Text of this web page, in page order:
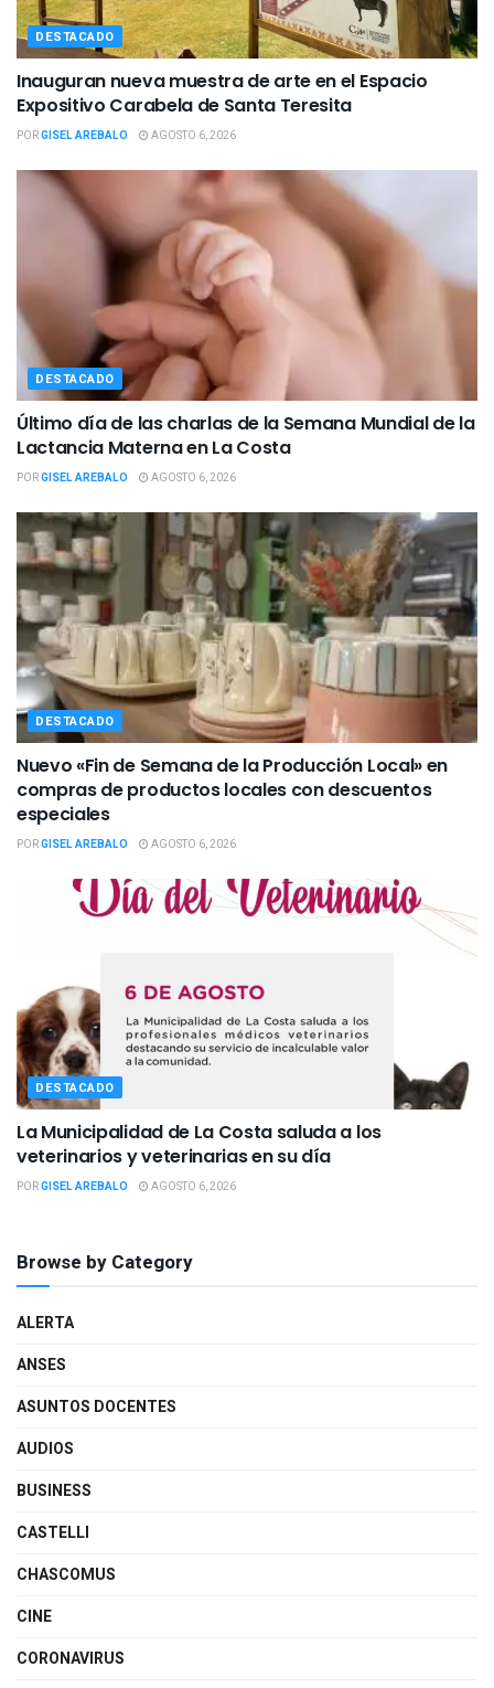
DESTACADO
Inauguran nueva muestra de arte en el Espacio
Expositivo Carabela de Santa Teresita
PORGISEL AREBALO AGOSTO 6, 2026
DESTACADO
Último día de las charlas de la Semana Mundial de la
Lactancia Materna en La Costa
PORGISEL AREBALO AGOSTO 6, 2026
DESTACADO
Nuevo «Fin de Semana de la Producción Local» en
compras de productos locales con descuentos
especiales
PORGISEL AREBALO AGOSTO 6, 2026
DESTACADO
La Municipalidad de La Costa saluda a los
veterinarios y veterinarias en su día
PORGISEL AREBALO AGOSTO 6, 2026
Browse by Category
ALERTA
ANSES
ASUNTOS DOCENTES
AUDIOS
BUSINESS
CASTELLI
CHASCOMUS
CINE
CORONAVIRUS